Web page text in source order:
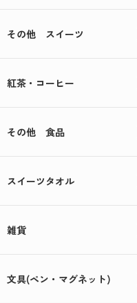
その他 スイーツ
紅茶・コーヒー
その他 食品
スイーツタオル
雑貨
文具(ペン・マグネット)